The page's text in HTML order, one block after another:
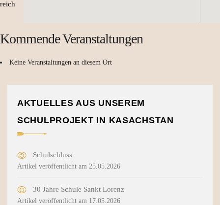
reich
Kommende Veranstaltungen
Keine Veranstaltungen an diesem Ort
AKTUELLES AUS UNSEREM
SCHULPROJEKT IN KASACHSTAN
Schulschluss
Artikel veröffentlicht am 25.05.2026
30 Jahre Schule Sankt Lorenz
Artikel veröffentlicht am 17.05.2026